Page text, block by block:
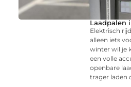
Laadpalen
Elektrisch
alleen iets
winter wil je
een volle
openbare
trager laden